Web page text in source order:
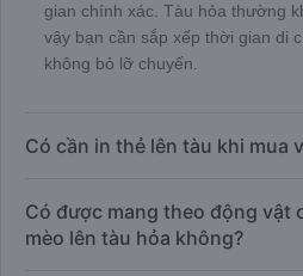
gian chính xác. Tàu hỏa thường
vậy bạn cần sắp xếp thời gian di
không bỏ lỡ chuyến.
Có cần in thẻ lên tàu khi mua
Có được mang theo động vật
mèo lên tàu hỏa không?